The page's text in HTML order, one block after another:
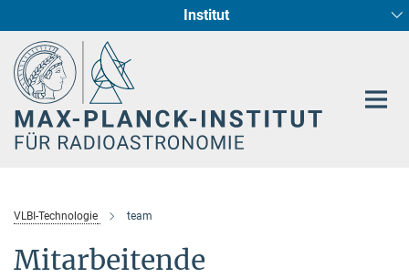
Institut
Radioastronomische Fundamentalphysik
Sternentstehung und Galaxienentwicklung
VLBI-Technologie team
Mitarbeitende